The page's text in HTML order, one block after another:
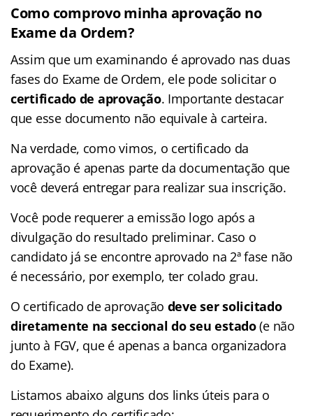
Como comprovo minha aprovação no
Exame da Ordem?
Assim que um examinando é aprovado nas duas
fases do Exame de Ordem, ele pode solicitar o
certificado de aprovação. Importante destacar
que esse documento não equivale à carteira.
Na verdade, como vimos, o certificado da
aprovação é apenas parte da documentação que
você deverá entregar para realizar sua inscrição.
Você pode requerer a emissão logo após a
divulgação do resultado preliminar. Caso o
candidato já se encontre aprovado na 2ª fase não
é necessário, por exemplo, ter colado grau.
O certificado de aprovação deve ser solicitado
diretamente na seccional do seu estado(e não
junto à FGV, que é apenas a banca organizadora
do Exame).
Listamos abaixo alguns dos links úteis para o